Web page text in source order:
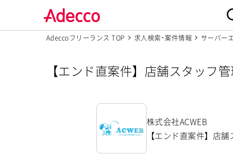
Adeccoフリーランス TOP 求人検索･案件情報 サーバー
【エンド直案件】店舗スタッフ
株式会社ACWEB
【エンド直案件】店